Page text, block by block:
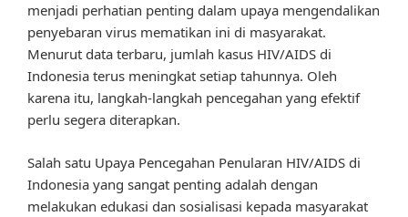
menjadi perhatian penting dalam upaya mengendalikan
penyebaran virus mematikan ini di masyarakat.
Menurut data terbaru, jumlah kasus HIV/AIDS di
Indonesia terus meningkat setiap tahunnya. Oleh
karena itu, langkah-langkah pencegahan yang efektif
perlu segera diterapkan.
Salah satu Upaya Pencegahan Penularan HIV/AIDS di
Indonesia yang sangat penting adalah dengan
melakukan edukasi dan sosialisasi kepada masyarakat